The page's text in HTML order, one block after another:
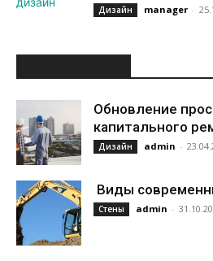
Дизайн manager -
Обновление
капитального
Дизайн admin -
Виды
Стены admin -